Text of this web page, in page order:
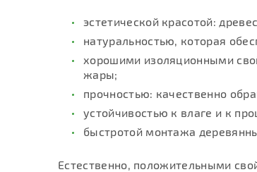
эстетической красотой:
натуральностью, которая
хорошими изоляционными
жары;
прочностью: качественно
устойчивостью к влаге и к
быстротой монтажа
Естественно, положительными